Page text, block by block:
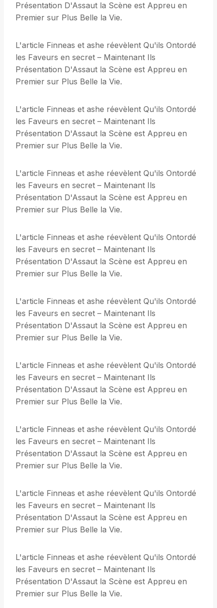
Présentation D'Assaut la Scène est Appreu en
Premier sur Plus Belle la Vie.
L'article Finneas et ashe réevèlent Qu'ils Ontordé
les Faveurs en secret – Maintenant Ils
Présentation D'Assaut la Scène est Appreu en
Premier sur Plus Belle la Vie.
L'article Finneas et ashe réevèlent Qu'ils Ontordé
les Faveurs en secret – Maintenant Ils
Présentation D'Assaut la Scène est Appreu en
Premier sur Plus Belle la Vie.
L'article Finneas et ashe réevèlent Qu'ils Ontordé
les Faveurs en secret – Maintenant Ils
Présentation D'Assaut la Scène est Appreu en
Premier sur Plus Belle la Vie.
L'article Finneas et ashe réevèlent Qu'ils Ontordé
les Faveurs en secret – Maintenant Ils
Présentation D'Assaut la Scène est Appreu en
Premier sur Plus Belle la Vie.
L'article Finneas et ashe réevèlent Qu'ils Ontordé
les Faveurs en secret – Maintenant Ils
Présentation D'Assaut la Scène est Appreu en
Premier sur Plus Belle la Vie.
L'article Finneas et ashe réevèlent Qu'ils Ontordé
les Faveurs en secret – Maintenant Ils
Présentation D'Assaut la Scène est Appreu en
Premier sur Plus Belle la Vie.
L'article Finneas et ashe réevèlent Qu'ils Ontordé
les Faveurs en secret – Maintenant Ils
Présentation D'Assaut la Scène est Appreu en
Premier sur Plus Belle la Vie.
L'article Finneas et ashe réevèlent Qu'ils Ontordé
les Faveurs en secret – Maintenant Ils
Présentation D'Assaut la Scène est Appreu en
Premier sur Plus Belle la Vie.
L'article Finneas et ashe réevèlent Qu'ils Ontordé
les Faveurs en secret – Maintenant Ils
Présentation D'Assaut la Scène est Appreu en
Premier sur Plus Belle la Vie.